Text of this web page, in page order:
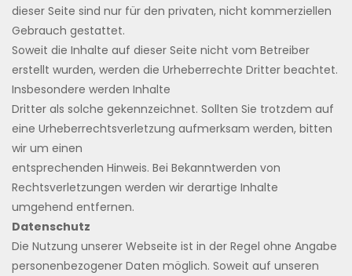
dieser Seite sind nur für den privaten, nicht kommerziellen
Gebrauch gestattet.
Soweit die Inhalte auf dieser Seite nicht vom Betreiber
erstellt wurden, werden die Urheberrechte Dritter beachtet.
Insbesondere werden Inhalte
Dritter als solche gekennzeichnet. Sollten Sie trotzdem auf
eine Urheberrechtsverletzung aufmerksam werden, bitten
wir um einen
entsprechenden Hinweis. Bei Bekanntwerden von
Rechtsverletzungen werden wir derartige Inhalte
umgehend entfernen.
Datenschutz
Die Nutzung unserer Webseite ist in der Regel ohne Angabe
personenbezogener Daten möglich. Soweit auf unseren